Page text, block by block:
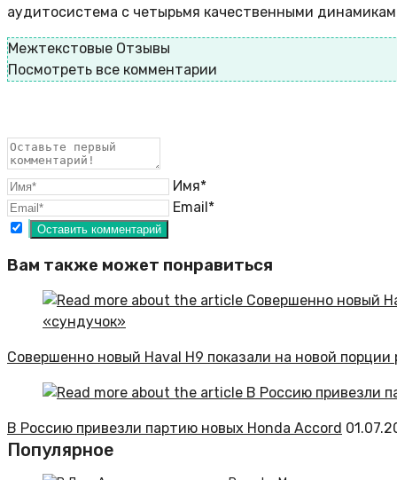
аудитосистема с четырьмя качественными
Межтекстовые Отзывы
Посмотреть все комментарии
Имя*
Email*
Вам также может понравиться
Совершенно новый Haval H9 показали на новой
В Россию привезли партию новых Honda Accord
Популярное